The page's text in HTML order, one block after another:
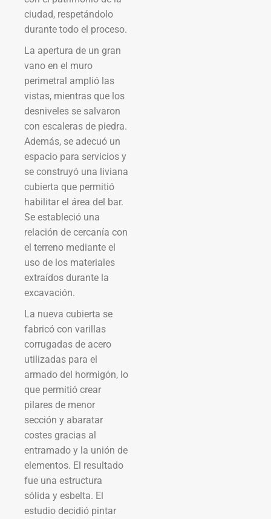
ciudad, respetándolo
durante todo el proceso.
La apertura de un gran
vano en el muro
perimetral amplió las
vistas, mientras que los
desniveles se salvaron
con escaleras de piedra.
Además, se adecuó un
espacio para servicios y
se construyó una liviana
cubierta que permitió
habilitar el área del bar.
Se estableció una
relación de cercanía con
el terreno mediante el
uso de los materiales
extraídos durante la
excavación.
La nueva cubierta se
fabricó con varillas
corrugadas de acero
utilizadas para el
armado del hormigón, lo
que permitió crear
pilares de menor
sección y abaratar
costes gracias al
entramado y la unión de
elementos. El resultado
fue una estructura
sólida y esbelta. El
estudio decidió pintar